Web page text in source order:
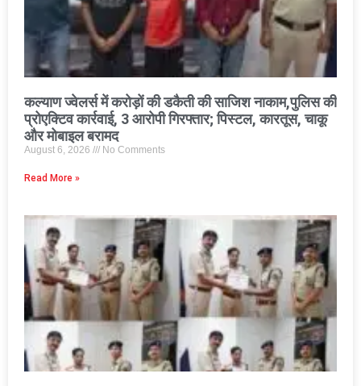
कल्याण ज्वेलर्स में करोड़ों की डकैती की साजिश नाकाम,पुलिस की
प्रोएक्टिव कार्रवाई, 3 आरोपी गिरफ्तार; पिस्टल, कारतूस, चाकू
और मोबाइल बरामद
August 6, 2026 No Comments
Read More »